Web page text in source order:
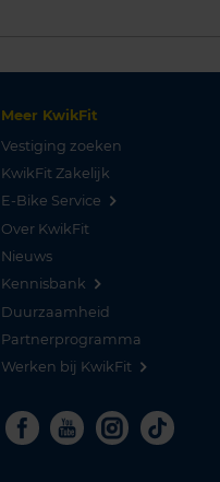
Meer KwikFit
Vestiging zoeken
KwikFit Zakelijk
E-Bike Service
Over KwikFit
Nieuws
Kennisbank
Duurzaamheid
Partnerprogramma
Werken bij KwikFit
Facebook
YoutubeInstagram
Tiktok